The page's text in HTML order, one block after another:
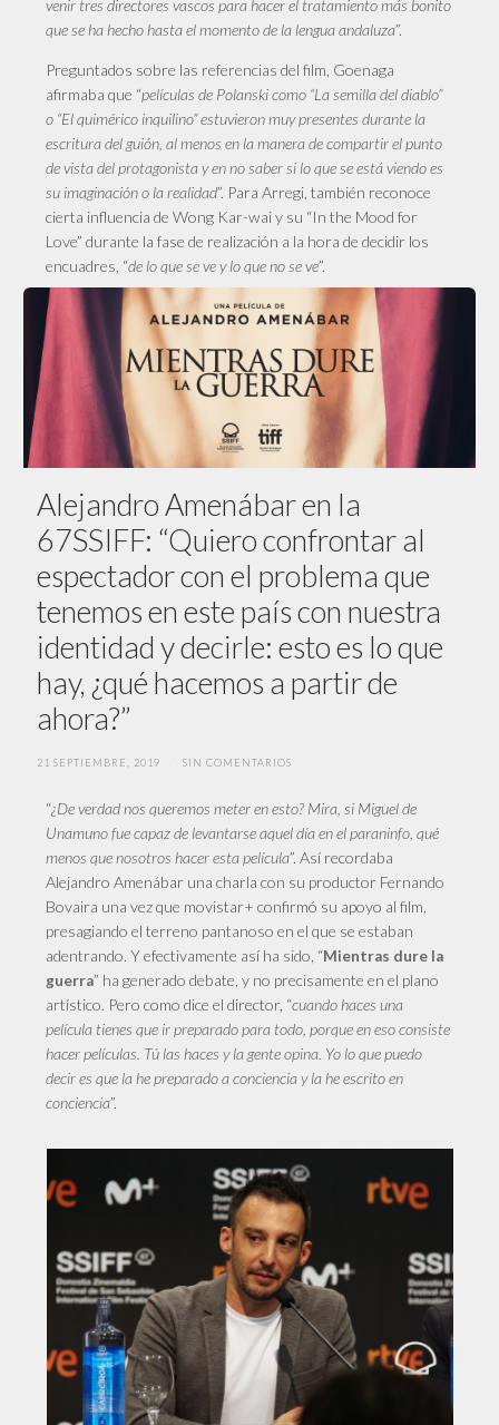
venir tres directores vascos para hacer el tratamiento más bonito
que se ha hecho hasta el momento de la lengua andaluza”.
Preguntados sobre las referencias del film, Goenaga
afirmaba que “películas de Polanski como “La semilla del diablo”
o “El quimérico inquilino” estuvieron muy presentes durante la
escritura del guión, al menos en la manera de compartir el punto
de vista del protagonista y en no saber si lo que se está viendo es
su imaginación o la realidad”. Para Arregi, también reconoce
cierta influencia de Wong Kar-wai y su “In the Mood for
Love” durante la fase de realización a la hora de decidir los
encuadres, “de lo que se ve y lo que no se ve”.
Alejandro Amenábar en la
67SSIFF: “Quiero confrontar al
espectador con el problema que
tenemos en este país con nuestra
identidad y decirle: esto es lo que
hay, ¿qué hacemos a partir de
ahora?”
21 SEPTIEMBRE, 2019 SIN COMENTARIOS
“¿De verdad nos queremos meter en esto? Mira, si Miguel de
Unamuno fue capaz de levantarse aquel día en el paraninfo, qué
menos que nosotros hacer esta película”. Así recordaba
Alejandro Amenábar una charla con su productor Fernando
Bovaira una vez que movistar+ confirmó su apoyo al film,
presagiando el terreno pantanoso en el que se estaban
adentrando. Y efectivamente así ha sido, “Mientras dure la
guerra” ha generado debate, y no precisamente en el plano
artístico. Pero como dice el director, “cuando haces una
película tienes que ir preparado para todo, porque en eso consiste
hacer películas. Tú las haces y la gente opina. Yo lo que puedo
decir es que la he preparado a conciencia y la he escrito en
conciencia”.